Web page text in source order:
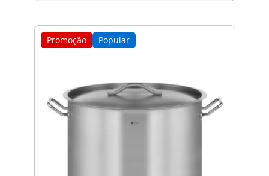
Promoção Popular